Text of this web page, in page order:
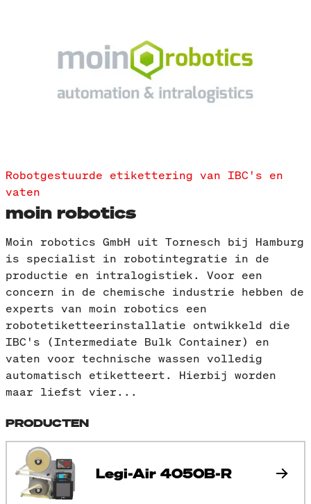
Robotgestuurde etikettering van IBC's en
vaten
moin robotics
Moin robotics GmbH uit Tornesch bij Hamburg
is specialist in robotintegratie in de
productie en intralogistiek. Voor een
concern in de chemische industrie hebben de
experts van moin robotics een
robotetiketteerinstallatie ontwikkeld die
IBC's (Intermediate Bulk Container) en
vaten voor technische wassen volledig
automatisch etiketteert. Hierbij worden
maar liefst vier...
PRODUCTEN
Legi-Air 4050B-R